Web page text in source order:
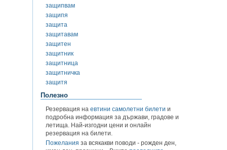
защипвам
защипя
защита
защитавам
защитен
защитник
защитница
защитничка
защитя
Полезно
Резервация на евтини самолетни билети и
подробна информация за държави, градове и
летища. Най-изгодни цени и онлайн
резервация на билети.
Пожелания за всякакви поводи - рожден ден,